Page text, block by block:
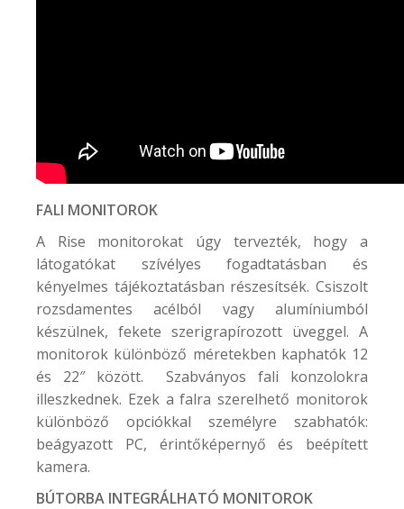
FALI MONITOROK
A Rise monitorokat úgy tervezték, hogy a
látogatókat szívélyes fogadtatásban és
kényelmes tájékoztatásban részesítsék. Csiszolt
rozsdamentes acélból vagy alumíniumból
készülnek, fekete szerigrapírozott üveggel. A
monitorok különböző méretekben kaphatók 12
és 22″ között. Szabványos fali konzolokra
illeszkednek. Ezek a falra szerelhető monitorok
különböző opciókkal személyre szabhatók:
beágyazott PC, érintőképernyő és beépített
kamera.
BÚTORBA INTEGRÁLHATÓ MONITOROK